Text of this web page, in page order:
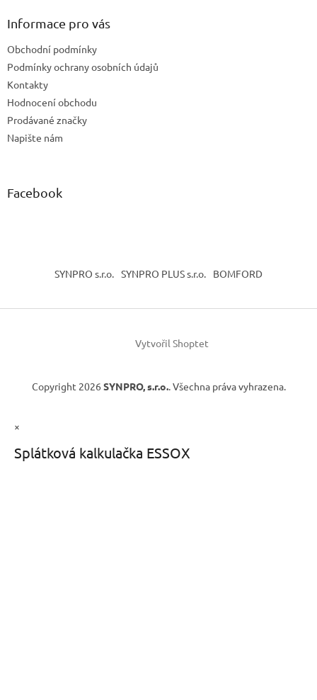
Informace pro vás
Obchodní podmínky
Podmínky ochrany osobních údajů
Kontakty
Hodnocení obchodu
Prodávané značky
Napište nám
Facebook
SYNPRO s.r.o. SYNPRO PLUS s.r.o. BOMFORD
Vytvořil Shoptet
Copyright 2026 SYNPRO, s.r.o.. Všechna práva vyhrazena.
×
Splátková kalkulačka ESSOX